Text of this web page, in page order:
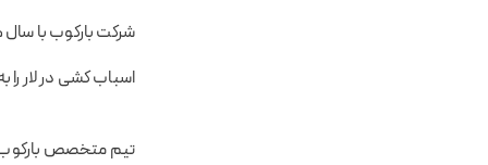
شرکت بارکوب با سال
اسباب کشی در لار
تیم متخصص بارکوب